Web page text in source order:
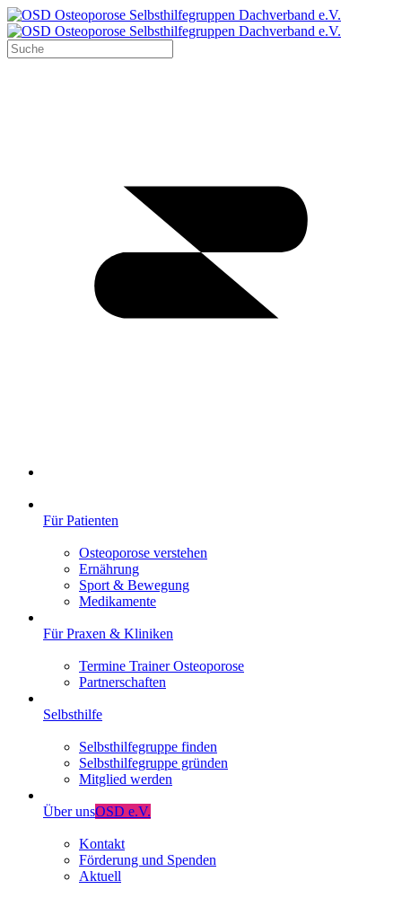
Für Patienten
Osteoporose verstehen
Ernährung
Sport & Bewegung
Medikamente
Für Praxen & Kliniken
Termine Trainer Osteoporose
Partnerschaften
Selbsthilfe
Selbsthilfegruppe finden
Selbsthilfegruppe gründen
Mitglied werden
Über unsOSD e.V.
Kontakt
Förderung und Spenden
Aktuell